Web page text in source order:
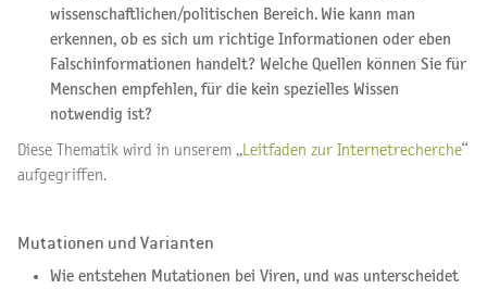
wissenschaftlichen/politischen Bereich. Wie kann man
erkennen, ob es sich um richtige Informationen oder eben
Falschinformationen handelt? Welche Quellen können Sie für
Menschen empfehlen, für die kein spezielles Wissen
notwendig ist?
Diese Thematik wird in unserem „Leitfaden zur Internetrecherche“
aufgegriffen.
Mutationen und Varianten
Wie entstehen Mutationen bei Viren, und was unterscheidet